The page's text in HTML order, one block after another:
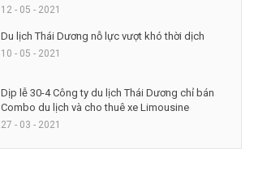
12 - 05 - 2021
Du lịch Thái Dương nỗ lực vượt khó thời dịch
10 - 05 - 2021
Dịp lễ 30-4 Công ty du lịch Thái Dương chỉ bán
Combo du lịch và cho thuê xe Limousine
27 - 03 - 2021